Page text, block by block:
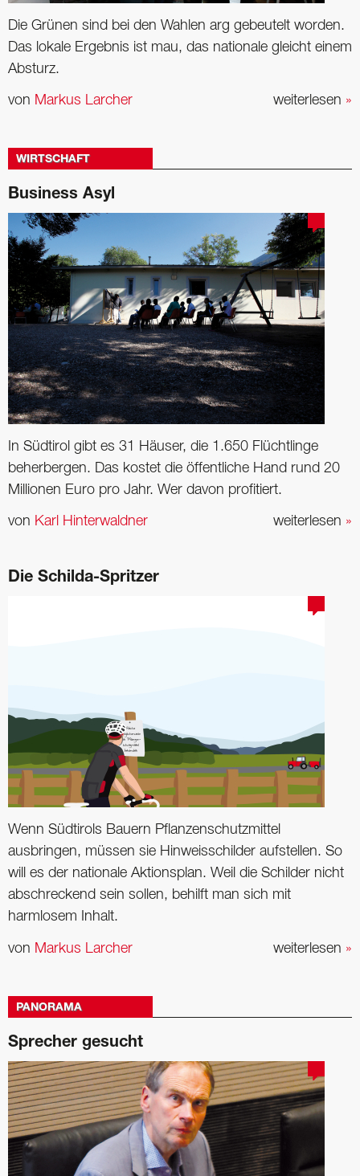
Die Grünen sind bei den Wahlen arg gebeutelt worden.
Das lokale Ergebnis ist mau, das nationale gleicht einem
Absturz.
weiterlesen »
von Markus Larcher
WIRTSCHAFT
Business Asyl
In Südtirol gibt es 31 Häuser, die 1.650 Flüchtlinge
beherbergen. Das kostet die öffentliche Hand rund 20
Millionen Euro pro Jahr. Wer davon profitiert.
weiterlesen »
von Karl Hinterwaldner
Die Schilda-Spritzer
Wenn Südtirols Bauern Pflanzenschutzmittel
ausbringen, müssen sie Hinweisschilder aufstellen. So
will es der nationale Aktionsplan. Weil die Schilder nicht
abschreckend sein sollen, behilft man sich mit
harmlosem Inhalt.
weiterlesen »
von Markus Larcher
PANORAMA
Sprecher gesucht